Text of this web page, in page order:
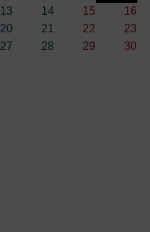
13 14 15
16
20 21 22
23
27 28 29
30